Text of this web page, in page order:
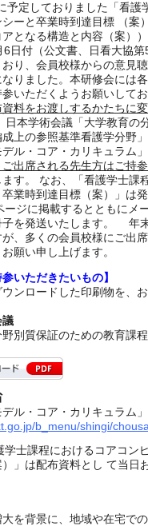
予定しておりました「看護
ーと卒業時到達目標 （案
となる構造と内容（案）
6日付（公文書、日看大協
おり、会員校様からの意見
りました。本研修会には
参いただくようお願いして
料をお渡しするかたちに
日本学術会議「大学教育の
上の参照基準看護学分野
デル・コア・カリキュラム
ご出席される先生方はご持
す。 なお、「看護学士課
業時到達目標（案）」は
ージに掲載するとともにメ
子を発送いたします。 年
、多くの会員校様にご出
願い申し上げます。
いただきたいもの】
ンロードした印刷物を、
議
野別質保証のための教育課
デル・コア・カリキュラム」
b_menu/shingi/
学士課程におけるコアコン
」は配布資料とし て当日
を背景に、地域や在宅で